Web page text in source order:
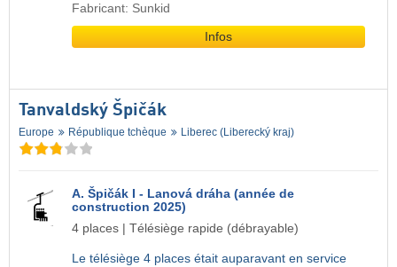
Fabricant: Sunkid
Infos
Tanvaldský Špičák
Europe République tchèque Liberec (Liberecký kraj)
A. Špičák I - Lanová dráha (année de
construction 2025)
4 places | Télésiège rapide (débrayable)
Le télésiège 4 places était auparavant en service